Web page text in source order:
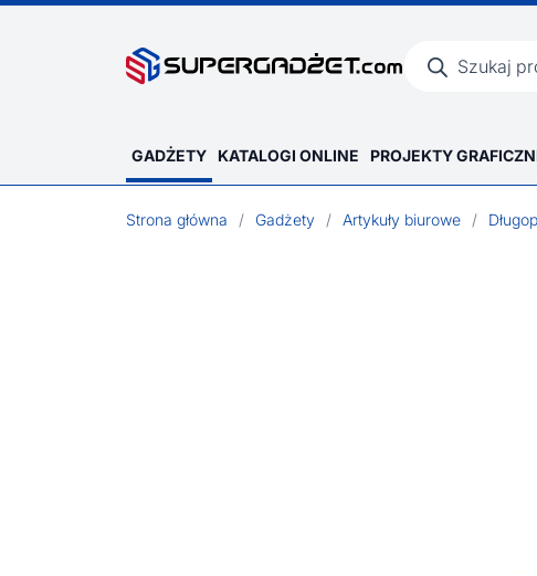
produktów
GADŻETY KATALOGI ONLINE PROJEKTY
Strona główna / Gadżety / Artykuły biurowe /